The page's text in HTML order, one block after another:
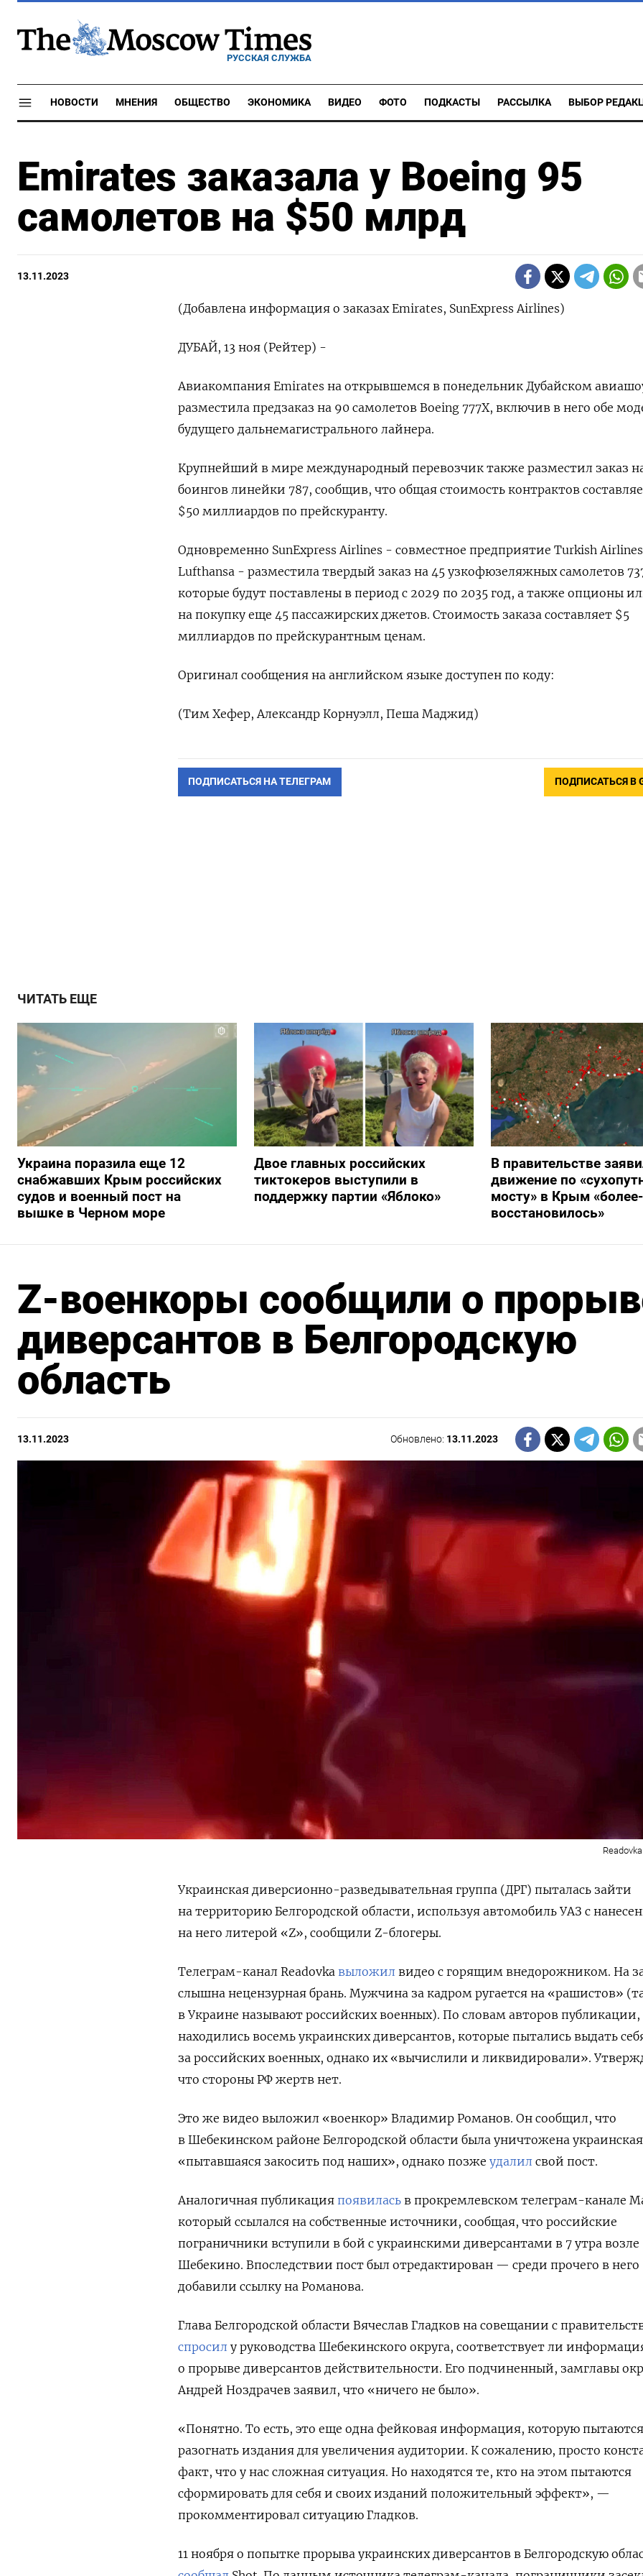
РУССКАЯ СЛУЖБА
НОВОСТИ МНЕНИЯ ОБЩЕСТВО ЭКОНОМИКА ВИДЕО ФОТО ПОДКАСТЫ РАССЫЛКА ВЫБОР
Emirates заказала у Boeing 95
самолетов на $50 млрд
13.11.2023
(Добавлена информация о заказах Emirates, SunExpress Airlines)
ДУБАЙ, 13 ноя (Рейтер) -
Авиакомпания Emirates на открывшемся в понедельник Дубайском
разместила предзаказ на 90 самолетов Boeing 777X, включив в него обе
будущего дальнемагистрального лайнера.
Крупнейший в мире международный перевозчик также разместил заказ
боингов линейки 787, сообщив, что общая стоимость контрактов
$50 миллиардов по прейскуранту.
Одновременно SunExpress Airlines - совместное предприятие Turkish
Lufthansa - разместила твердый заказ на 45 узкофюзеляжных самолетов
которые будут поставлены в период с 2029 по 2035 год, а также опционы
на покупку еще 45 пассажирских джетов. Стоимость заказа составляет $5
миллиардов по прейскурантным ценам.
Оригинал сообщения на английском языке доступен по коду:
(Тим Хефер, Александр Корнуэлл, Пеша Маджид)
ПОДПИСАТЬСЯ НА ТЕЛЕГРАМ ПОДПИСАТЬСЯ В
ЧИТАТЬ ЕЩЕ
Украина поразила еще 12
снабжавших Крым российских
судов и военный пост на
вышке в Черном море
Двое главных российских
тиктокеров выступили в
поддержку партии «Яблоко»
В правительстве
движение по
мосту» в Крым
восстановилось»
Z-военкоры сообщили о
диверсантов в Белгородскую
область
13.11.2023 Обновлено: 13.11.2023
Украинская диверсионно-разведывательная группа (ДРГ) пыталась зайти
на территорию Белгородской области, используя автомобиль УАЗ с
на него литерой «Z», сообщили Z-блогеры.
Телеграм-канал Readovka выложил видео c горящим внедорожником. На
слышна нецензурная брань. Мужчина за кадром ругается на «рашистов»
в Украине называют российских военных). По словам авторов публикации,
находились восемь украинских диверсантов, которые пытались выдать
за российских военных, однако их «вычислили и ликвидировали».
что стороны РФ жертв нет.
Это же видео выложил «военкор» Владимир Романов. Он сообщил, что
в Шебекинском районе Белгородской области была уничтожена
«пытавшаяся закосить под наших», однако позже удалил свой пост.
Аналогичная публикация появилась в прокремлевском телеграм-канале
который ссылался на собственные источники, сообщая, что российские
пограничники вступили в бой с украинскими диверсантами в 7 утра возле
Шебекино. Впоследствии пост был отредактирован — среди прочего в него
добавили ссылку на Романова.
Глава Белгородской области Вячеслав Гладков на совещании с
спросил у руководства Шебекинского округа, соответствует ли
о прорыве диверсантов действительности. Его подчиненный, замглавы
Андрей Ноздрачев заявил, что «ничего не было».
«Понятно. То есть, это еще одна фейковая информация, которую пытаются
разогнать издания для увеличения аудитории. К сожалению, просто
факт, что у нас сложная ситуация. Но находятся те, кто на этом пытаются
сформировать для себя и своих изданий положительный эффект», —
прокомментировал ситуацию Гладков.
11 ноября о попытке прорыва украинских диверсантов в Белгородскую